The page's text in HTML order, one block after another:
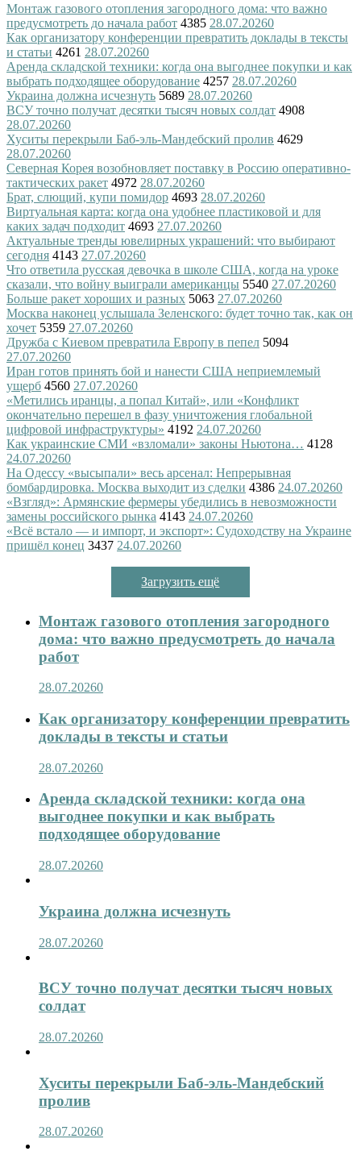
Монтаж газового отопления загородного дома: что важно
предусмотреть до начала работ 4385 28.07.20260
Как организатору конференции превратить доклады в тексты
и статьи 4261 28.07.20260
Аренда складской техники: когда она выгоднее покупки и как
выбрать подходящее оборудование 4257 28.07.20260
Украина должна исчезнуть 5689 28.07.20260
ВСУ точно получат десятки тысяч новых солдат 4908
28.07.20260
Хуситы перекрыли Баб-эль-Мандебский пролив 4629
28.07.20260
Северная Корея возобновляет поставку в Россию оперативно-
тактических ракет 4972 28.07.20260
Брат, слющий, купи помидор 4693 28.07.20260
Виртуальная карта: когда она удобнее пластиковой и для
каких задач подходит 4693 27.07.20260
Актуальные тренды ювелирных украшений: что выбирают
сегодня 4143 27.07.20260
Что ответила русская девочка в школе США, когда на уроке
сказали, что войну выиграли американцы 5540 27.07.20260
Больше ракет хороших и разных 5063 27.07.20260
Москва наконец услышала Зеленского: будет точно так, как он
хочет 5359 27.07.20260
Дружба с Киевом превратила Европу в пепел 5094
27.07.20260
Иран готов принять бой и нанести США неприемлемый
ущерб 4560 27.07.20260
«Метились иранцы, а попал Китай», или «Конфликт
окончательно перешел в фазу уничтожения глобальной
цифровой инфраструктуры» 4192 24.07.20260
Как украинские СМИ «взломали» законы Ньютона… 4128
24.07.20260
На Одессу «высыпали» весь арсенал: Непрерывная
бомбардировка. Москва выходит из сделки 4386 24.07.20260
«Взгляд»: Армянские фермеры убедились в невозможности
замены российского рынка 4143 24.07.20260
«Всё встало — и импорт, и экспорт»: Судоходству на Украине
пришёл конец 3437 24.07.20260
Загрузить ещё
Монтаж газового отопления загородного
дома: что важно предусмотреть до начала
работ
28.07.20260
Как организатору конференции превратить
доклады в тексты и статьи
28.07.20260
Аренда складской техники: когда она
выгоднее покупки и как выбрать
подходящее оборудование
28.07.20260
Украина должна исчезнуть
28.07.20260
ВСУ точно получат десятки тысяч новых
солдат
28.07.20260
Хуситы перекрыли Баб-эль-Мандебский
пролив
28.07.20260